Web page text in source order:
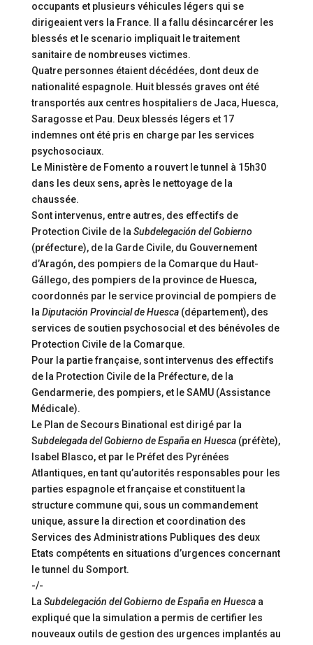
occupants et plusieurs véhicules légers qui se
dirigeaient vers la France. Il a fallu désincarcérer les
blessés et le scenario impliquait le traitement
sanitaire de nombreuses victimes.
Quatre personnes étaient décédées, dont deux de
nationalité espagnole. Huit blessés graves ont été
transportés aux centres hospitaliers de Jaca, Huesca,
Saragosse et Pau. Deux blessés légers et 17
indemnes ont été pris en charge par les services
psychosociaux.
Le Ministère de Fomento a rouvert le tunnel à 15h30
dans les deux sens, après le nettoyage de la
chaussée.
Sont intervenus, entre autres, des effectifs de
Protection Civile de la Subdelegación del Gobierno
(préfecture), de la Garde Civile, du Gouvernement
d’Aragón, des pompiers de la Comarque du Haut-
Gállego, des pompiers de la province de Huesca,
coordonnés par le service provincial de pompiers de
la Diputación Provincial de Huesca(département), des
services de soutien psychosocial et des bénévoles de
Protection Civile de la Comarque.
Pour la partie française, sont intervenus des effectifs
de la Protection Civile de la Préfecture, de la
Gendarmerie, des pompiers, et le SAMU (Assistance
Médicale).
Le Plan de Secours Binational est dirigé par la
Subdelegada del Gobierno de España en Huesca(préfète),
Isabel Blasco, et par le Préfet des Pyrénées
Atlantiques, en tant qu’autorités responsables pour les
parties espagnole et française et constituent la
structure commune qui, sous un commandement
unique, assure la direction et coordination des
Services des Administrations Publiques des deux
Etats compétents en situations d’urgences concernant
le tunnel du Somport.
-/-
La Subdelegación del Gobierno de España en Huescaa
expliqué que la simulation a permis de certifier les
nouveaux outils de gestion des urgences implantés au